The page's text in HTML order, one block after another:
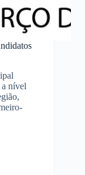
nível